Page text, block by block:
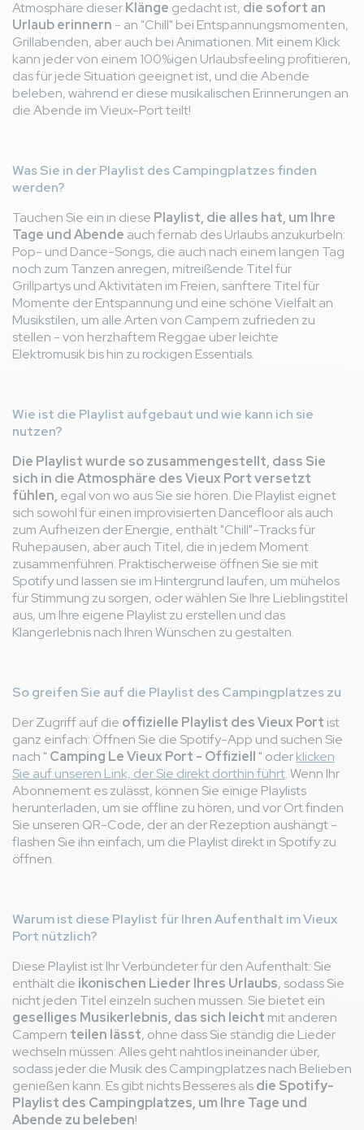
Atmosphäre dieserKlänge gedacht ist, die sofort an
Urlaub erinnern - an "Chill" bei Entspannungsmomenten,
Grillabenden, aber auch bei Animationen. Mit einem Klick
kann jeder von einem 100%igen Urlaubsfeeling profitieren,
das für jede Situation geeignet ist, und die Abende
beleben, während er diese musikalischen Erinnerungen an
die Abende im Vieux-Port teilt!
Was Sie in der Playlist des Campingplatzes finden
werden?
Tauchen Sie ein in diese Playlist, die alles hat, um Ihre
Tage und Abende auch fernab des Urlaubs anzukurbeln:
Pop- und Dance-Songs, die auch nach einem langen Tag
noch zum Tanzen anregen, mitreißende Titel für
Grillpartys und Aktivitäten im Freien, sanftere Titel für
Momente der Entspannung und eine schöne Vielfalt an
Musikstilen, um alle Arten von Campern zufrieden zu
stellen - von herzhaftem Reggae über leichte
Elektromusik bis hin zu rockigen Essentials.
Wie ist die Playlist aufgebaut und wie kann ich sie
nutzen?
Die Playlist wurde so zusammengestellt, dass Sie
sich in die Atmosphäre des Vieux Port versetzt
fühlen, egal von wo aus Sie sie hören. Die Playlist eignet
sich sowohl für einen improvisierten Dancefloor als auch
zum Aufheizen der Energie, enthält "Chill"-Tracks für
Ruhepausen, aber auch Titel, die in jedem Moment
zusammenführen. Praktischerweise öffnen Sie sie mit
Spotify und lassen sie im Hintergrund laufen, um mühelos
für Stimmung zu sorgen, oder wählen Sie Ihre Lieblingstitel
aus, um Ihre eigene Playlist zu erstellen und das
Klangerlebnis nach Ihren Wünschen zu gestalten.
So greifen Sie auf die Playlist des Campingplatzes zu
Der Zugriff auf die offizielle Playlist des Vieux Port ist
ganz einfach: Öffnen Sie die Spotify-App und suchen Sie
nach " Camping Le Vieux Port - Offiziell " oderklicken
Sie auf unseren Link, der Sie direkt dorthin führt. Wenn Ihr
Abonnement es zulässt, können Sie einige Playlists
herunterladen, um sie offline zu hören, und vor Ort finden
Sie unseren QR-Code, der an der Rezeption aushängt -
flashen Sie ihn einfach, um die Playlist direkt in Spotify zu
öffnen.
Warum ist diese Playlist für Ihren Aufenthalt im Vieux
Port nützlich?
Diese Playlist ist Ihr Verbündeter für den Aufenthalt: Sie
enthält die ikonischen Lieder Ihres Urlaubs, sodass Sie
nicht jeden Titel einzeln suchen müssen. Sie bietet ein
geselliges Musikerlebnis, das sich leicht mit anderen
Campern teilen lässt, ohne dass Sie ständig die Lieder
wechseln müssen: Alles geht nahtlos ineinander über,
sodass jeder die Musik des Campingplatzes nach Belieben
genießen kann. Es gibt nichts Besseres alsdie Spotify-
Playlist des Campingplatzes, um Ihre Tage und
Abende zu beleben!